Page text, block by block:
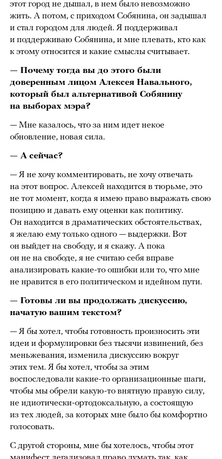
этот город не дышал, в нем было невозможно
жить. А потом, с приходом Собянина, он задышал
и стал городом для людей. Я поддерживал
и поддерживаю Собянина, и мне плевать, кто как
к этому относится и какие смыслы считывает.
— Почему тогда вы до этого были
доверенным лицом Алексея Навального,
который был альтернативой Собянину
на выборах мэра?
— Мне казалось, что за ним идет некое
обновление, новая сила.
— А сейчас?
— Я не хочу комментировать, не хочу отвечать
на этот вопрос. Алексей находится в тюрьме, это
не тот момент, когда я имею право выражать свою
позицию и давать ему оценки как политику.
Он находится в драматических обстоятельствах,
я желаю ему только одного — выдержки. Вот
он выйдет на свободу, и я скажу. А пока
он не на свободе, я не считаю себя вправе
анализировать какие-то ошибки или то, что мне
не нравится в его политическом и идейном пути.
— Готовы ли вы продолжать дискуссию,
начатую вашим текстом?
— Я бы хотел, чтобы готовность произносить эти
идеи и формулировки без тысячи извинений, без
меньжевания, изменила дискуссию вокруг
этих тем. Я бы хотел, чтобы за этим
воспоследовали какие-то организационные шаги,
чтобы мы обрели какую-то внятную правую силу,
не идиотически-ортодоксальную, а состоящую
из тех людей, за которых мне было бы комфортно
голосовать.
С другой стороны, мне бы хотелось, чтобы этот